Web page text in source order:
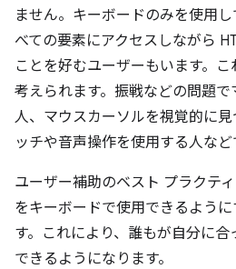
ません。キーボードのみを使用
べての要素にアクセスしながら
ことを好むユーザーもいます。
考えられます。振戦などの問題
人、マウスカーソルを視覚的に
ッチや音声操作を使用する人など
ユーザー補助のベスト プラクテ
をキーボードで使用できるよう
す。これにより、誰もが自分に
できるようになります。